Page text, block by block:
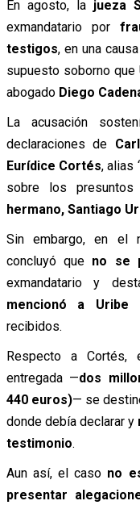
En agosto, la jueza
exmandatario por
testigos, en una
supuesto soborno
abogado Diego
La acusación
declaraciones de
Eurídice Cortés, alias
sobre los
hermano, Santiago
Sin embargo, en el
concluyó que no se
exmandatario y
mencionó a Uribe
recibidos.
Respecto a Cortés,
entregada —dos
440 euros)— se
donde debía declarar y
testimonio.
Aun así, el caso no
presentar